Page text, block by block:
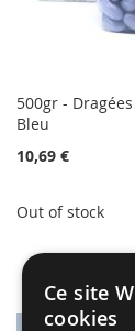
500gr -
Bleu
10,69 €
Out of stock
Ce site
cookies